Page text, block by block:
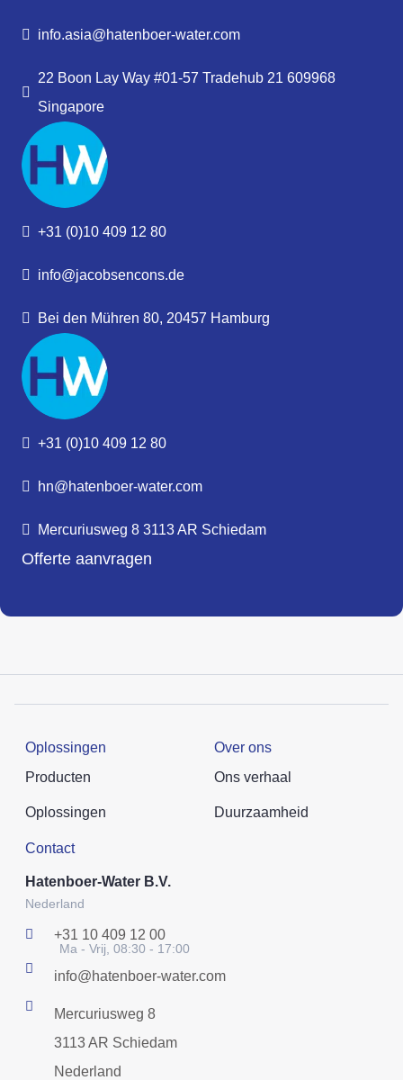
info.asia@hatenboer-water.com
22 Boon Lay Way #01-57 Tradehub 21 609968
Singapore
+31 (0)10 409 12 80
info@jacobsencons.de
Bei den Mühren 80, 20457 Hamburg
+31 (0)10 409 12 80
hn@hatenboer-water.com
Mercuriusweg 8 3113 AR Schiedam
Offerte aanvragen
Oplossingen
Producten
Oplossingen
Over ons
Ons verhaal
Duurzaamheid
Contact
Hatenboer-Water B.V.
Nederland
+31 10 409 12 00
Ma - Vrij, 08:30 - 17:00
info@hatenboer-water.com
Mercuriusweg 8
3113 AR Schiedam
Nederland